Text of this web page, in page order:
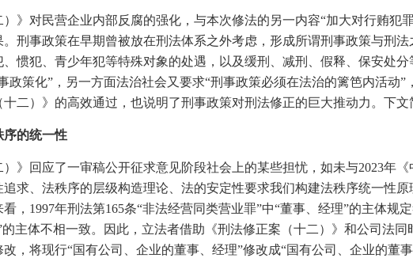
）》对民营企业内部反腐的强化，与本次修法的另一内容“加大对行贿
刑事政策在早期曾被放在刑法体系之外考虑，形成所谓刑事政策与刑
惯犯、青少年犯等特殊对象的处遇，以及缓刑、减刑、假释、保安处
政策化”，另一方面法治社会又要求“刑事政策必须在法治的篱笆内活动
二）》的高效通过，也说明了刑事政策对刑法修正的巨大推动力。下
序的统一性
）》回应了一审稿公开征求意见阶段社会上的某些担忧，如未与2023年《
求、法秩序的层级构造理论、法的安定性要求我们构建法秩序统一性
， 1997年刑法第165条“非法经营同类营业罪”中“董事、经理”的主体规
的主体不相一致。因此，立法者借助《刑法修正案（十二）》和公司法
，将现行“国有公司、企业的董事、经理”修改成“国有公司、企业的董